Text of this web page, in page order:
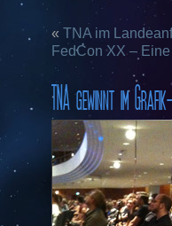
« TNA im
FedCon XX –
TNA gewinnt im